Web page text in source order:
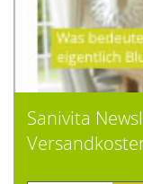
Sanivita